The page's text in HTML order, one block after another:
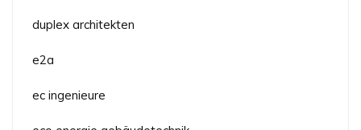
duplex architekten
e2a
ec ingenieure